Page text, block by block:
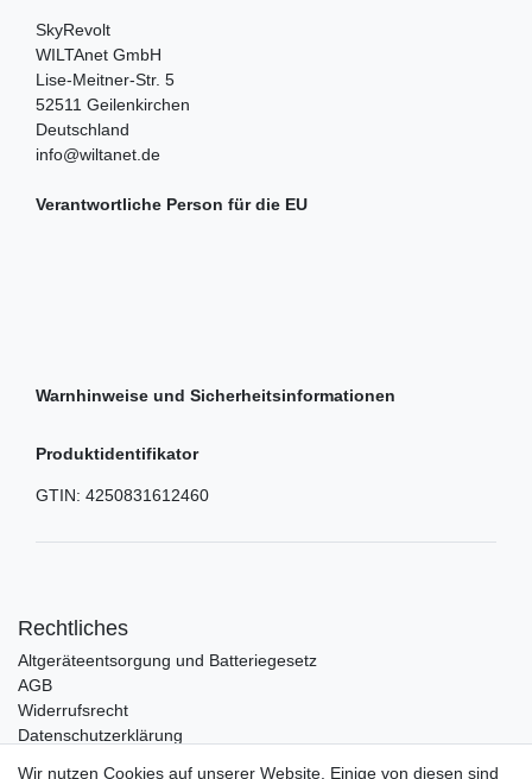
SkyRevolt
WILTAnet GmbH
Lise-Meitner-Str. 5
52511 Geilenkirchen
Deutschland
info@wiltanet.de
Verantwortliche Person für die EU
Warnhinweise und Sicherheitsinformationen
Produktidentifikator
GTIN: 4250831612460
Rechtliches
Altgeräteentsorgung und Batteriegesetz
AGB
Widerrufsrecht
Datenschutzerklärung
Wir nutzen Cookies auf unserer Website. Einige von diesen sind